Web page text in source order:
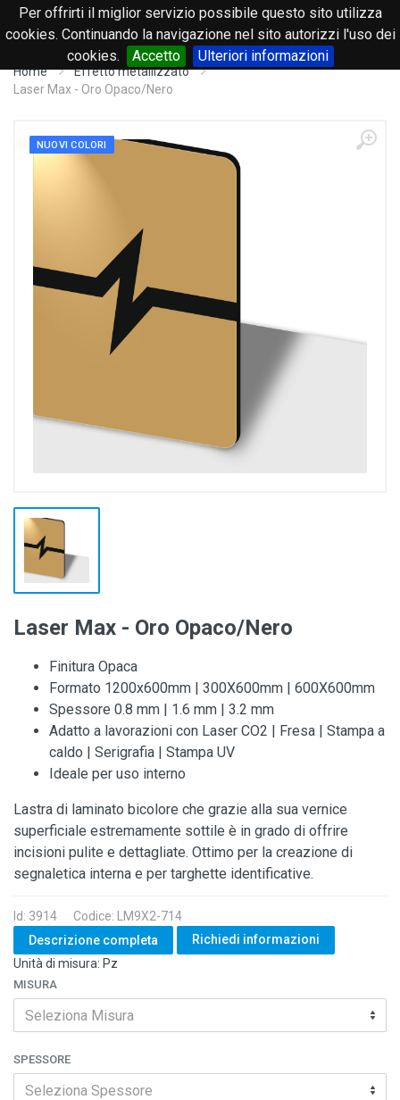
Per offrirti il miglior servizio possibile questo sito utilizza
cookies. Continuando la navigazione nel sito autorizzi l'uso dei
cookies.
Accetto Ulteriori informazioni
0
Home
Effetto metallizzato
Laser Max - Oro Opaco/Nero
NUOVI COLORI
Laser Max - Oro Opaco/Nero
Finitura Opaca
Formato 1200x600mm | 300X600mm | 600X600mm
Spessore 0.8 mm | 1.6 mm | 3.2 mm
Adatto a lavorazioni con Laser CO2 | Fresa | Stampa a
caldo | Serigrafia | Stampa UV
Ideale per uso interno
Lastra di laminato bicolore che grazie alla sua vernice
superficiale estremamente sottile è in grado di offrire
incisioni pulite e dettagliate. Ottimo per la creazione di
segnaletica interna e per targhette identificative.
Id: 3914
Codice: LM9X2-714
Descrizione completa
Richiedi informazioni
Unità di misura: Pz
MISURA
Seleziona Misura
SPESSORE
Seleziona Spessore